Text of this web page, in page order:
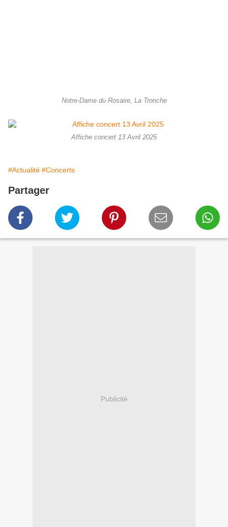
Notre-Dame du Rosaire, La Tronche
Affiche concert 13 Avril 2025
#Actualité #Concerts
Partager
Publicité